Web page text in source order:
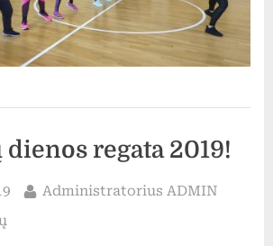
regata 2019!
By
Administratorius ADMIN
įraše